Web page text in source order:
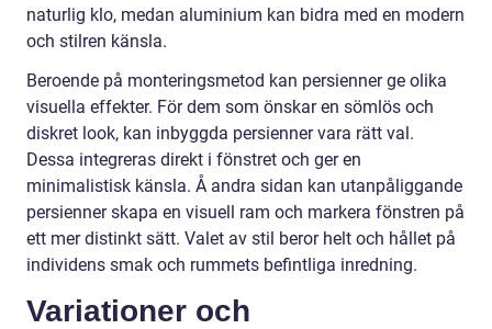
naturlig klo, medan aluminium kan bidra med en modern
och stilren känsla.
Beroende på monteringsmetod kan persienner ge olika
visuella effekter. För dem som önskar en sömlös och
diskret look, kan inbyggda persienner vara rätt val.
Dessa integreras direkt i fönstret och ger en
minimalistisk känsla. Å andra sidan kan utanpåliggande
persienner skapa en visuell ram och markera fönstren på
ett mer distinkt sätt. Valet av stil beror helt och hållet på
individens smak och rummets befintliga inredning.
Variationer och